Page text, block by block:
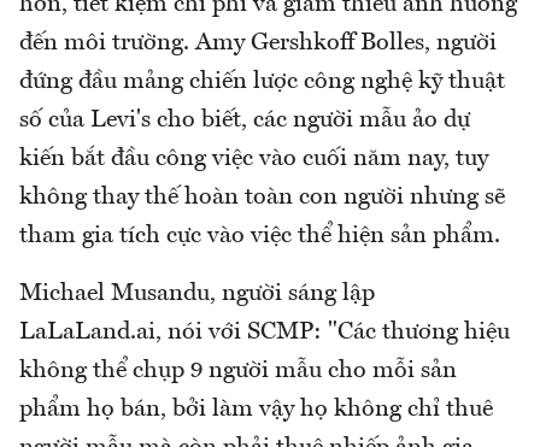
đến môi trường. Amy Gershkoff Bolles, người
đứng đầu mảng chiến lược công nghệ kỹ thuật
số của Levi's cho biết, các người mẫu ảo dự
kiến bắt đầu công việc vào cuối năm nay, tuy
không thay thế hoàn toàn con người nhưng sẽ
tham gia tích cực vào việc thể hiện sản phẩm.
Michael Musandu, người sáng lập
LaLaLand.ai, nói với SCMP: "Các thương hiệu
không thể chụp 9 người mẫu cho mỗi sản
phẩm họ bán, bởi làm vậy họ không chỉ thuê